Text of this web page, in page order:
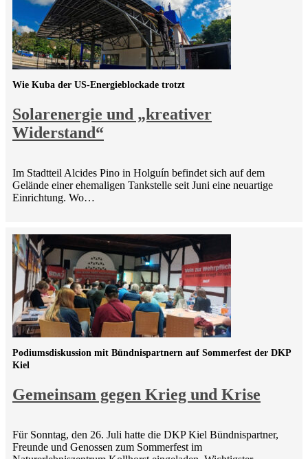
Solarenergie und „kreativer
Widerstand“
Wie Kuba der US-Energieblockade trotzt
Im Stadtteil Alcides Pino in Holguín befindet sich auf dem
Gelände einer ehemaligen Tankstelle seit Juni eine neuartige
Einrichtung. Wo…
Gemeinsam gegen Krieg und Krise
Podiumsdiskussion mit Bündnispartnern auf Sommerfest der DKP
Kiel
Für Sonntag, den 26. Juli hatte die DKP Kiel Bündnispartner,
Freunde und Genossen zum Sommerfest im